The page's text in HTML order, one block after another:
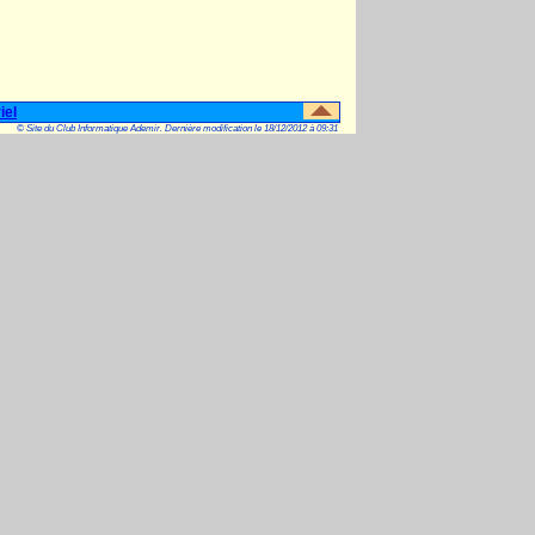
© Site du Club Informatique Ademir. Dernière modification le 18/12/2012 à 09:31